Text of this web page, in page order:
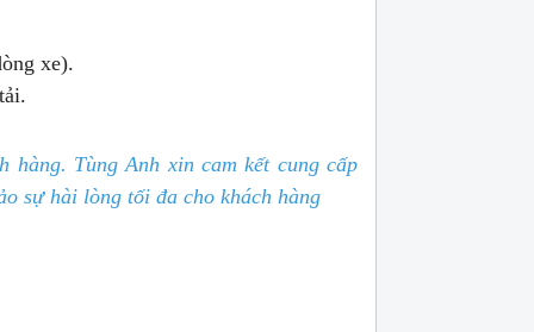
xe).
hàng. Tùng Anh xin cam kết cung cấp
sự hài lòng tối đa cho khách hàng